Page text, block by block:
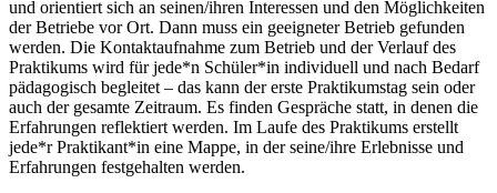
und orientiert sich an seinen/ihren Interessen und den Möglichkeiten
der Betriebe vor Ort. Dann muss ein geeigneter Betrieb gefunden
werden. Die Kontaktaufnahme zum Betrieb und der Verlauf des
Praktikums wird für jede*n Schüler*in individuell und nach Bedarf
pädagogisch begleitet – das kann der erste Praktikumstag sein oder
auch der gesamte Zeitraum. Es finden Gespräche statt, in denen die
Erfahrungen reflektiert werden. Im Laufe des Praktikums erstellt
jede*r Praktikant*in eine Mappe, in der seine/ihre Erlebnisse und
Erfahrungen festgehalten werden.